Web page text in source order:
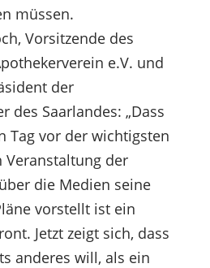
müssen.
Vorsitzende des
e.V. und
der
des Saarlandes: „Dass
Tag vor der wichtigsten
der
die Medien seine
vorstellt ist ein
Jetzt zeigt sich, dass
anderes will, als ein